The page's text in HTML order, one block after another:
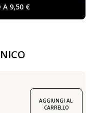
A 9,50 €
AGGIUNGI AL
CARRELLO